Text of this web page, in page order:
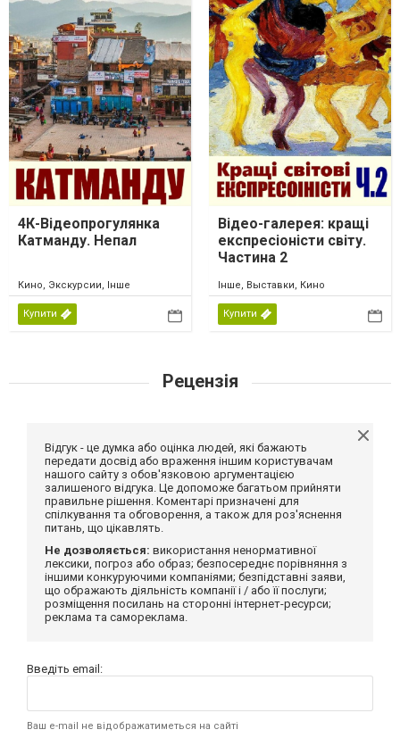
4К-Відеопрогулянка
Катманду. Непал
Кино, Экскурсии, Інше
Купити
Відео-галерея: кращі
експресіоністи світу.
Частина 2
Інше, Выставки, Кино
Купити
Рецензія
Відгук - це думка або оцінка людей, які бажають
передати досвід або враження іншим користувачам
нашого сайту з обов'язковою аргументацією
залишеного відгука. Це допоможе багатьом прийняти
правильне рішення. Коментарі призначені для
спілкування та обговорення, а також для роз'яснення
питань, що цікавлять.
Не дозволяється: використання ненормативної
лексики, погроз або образ; безпосереднє порівняння з
іншими конкуруючими компаніями; безпідставні заяви,
що ображають діяльність компанії і / або її послуги;
розміщення посилань на сторонні інтернет-ресурси;
реклама та самореклама.
Введіть email:
Ваш e-mail не відображатиметься на сайті